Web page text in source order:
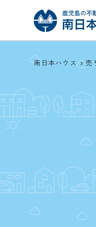
南日本ハウス 売